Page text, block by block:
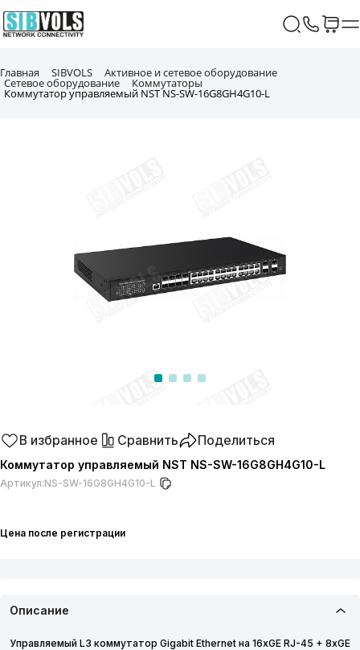
Главная SIBVOLS Активное и сетевое оборудование
Сетевое оборудование Коммутаторы
Коммутатор управляемый NST NS-SW-16G8GH4G10-L
В избранное Сравнить Поделиться
Коммутатор управляемый NST NS-SW-16G8GH4G10-L
Артикул:NS-SW-16G8GH4G10-L
Цена после регистрации
Описание
Управляемый L3 коммутатор Gigabit Ethernet на 16xGE RJ-45 + 8xGE